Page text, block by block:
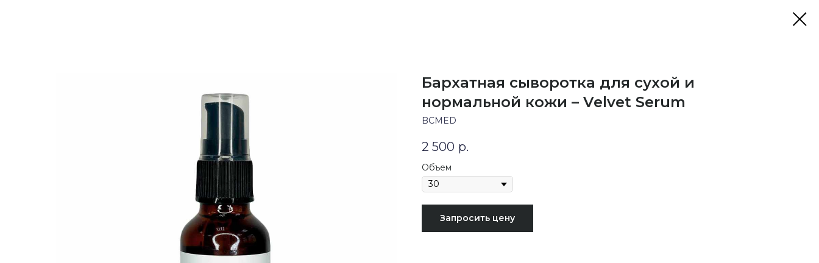
Бархатная сыворотка для сухой и
нормальной кожи – Velvet Serum
BCMED
2 500 р.
Объем
Запросить цену